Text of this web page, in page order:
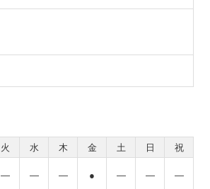
火 水 木 金 土 日
祝
― ― ― ● ― ― ―